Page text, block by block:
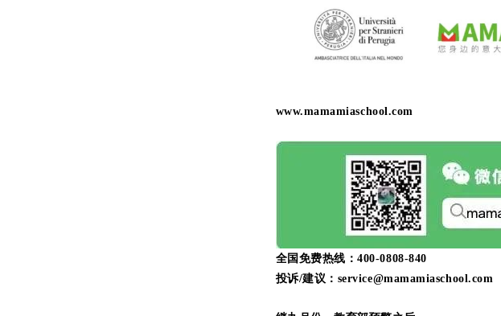
www.mamamiaschool.com
全国免费热线：400-0808-840
投诉/建议：service@mamamiaschool.com